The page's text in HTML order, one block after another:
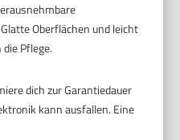
Oberflächen und leicht
Pflege.
dich zur Garantiedauer
kann ausfallen. Eine